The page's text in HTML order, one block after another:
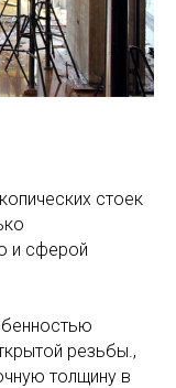
стоек
и сферой
резьбы.,
толщину в